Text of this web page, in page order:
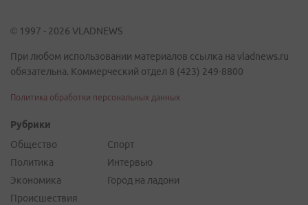
© 1997 - 2026 VLADNEWS
При любом использовании материалов ссылка на vladnews.ru
обязательна. Коммерческий отдел 8 (423) 249-8800
Политика обработки персональных данных
Рубрики
Общество
Политика
Экономика
Происшествия
Спорт
Интервью
Город на ладони